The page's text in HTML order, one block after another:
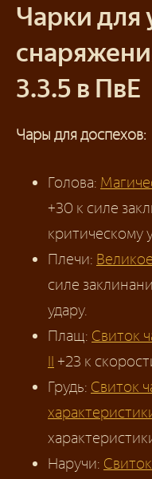
Чарки для
3.3.5 в ПвЕ
Чары для доспехов:
Голова:
+30 к силе
критическому
Плечи:
силе
удару.
Плащ: Свиток
II +23 к
Грудь: Свиток
Наручи: